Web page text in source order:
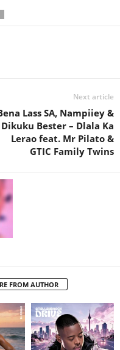
Next article
Lass SA, Nampiiey &
Dikuku Bester – Dlala Ka
Lerao feat. Mr Pilato &
GTIC Family Twins
FROM AUTHOR